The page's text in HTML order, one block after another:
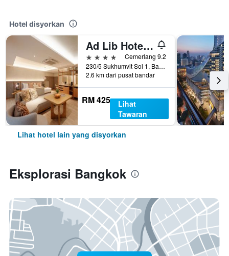
Hotel disyorkan
Ad Lib Hotel Bangkok
4 bintang
Cemerlang 9.2
230/5 Sukhumvit Soi 1, Bangkok, Thailand
2.6 km dari pusat bandar
RM 425
Lihat
Tawaran
Lihat hotel lain yang disyorkan
Eksplorasi Bangkok